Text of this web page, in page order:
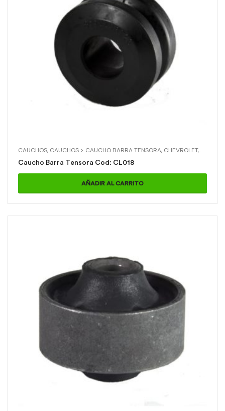
CAUCHOS, CAUCHOS > CAUCHO BARRA TENSORA, CHEVROLET,
Caucho Barra Tensora Cod: CL018
AÑADIR AL CARRITO